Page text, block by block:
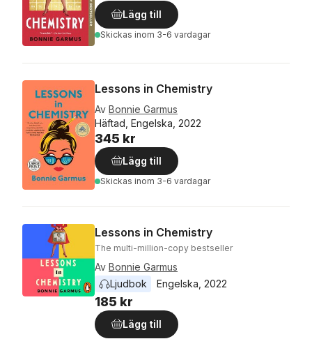
Lägg till
Skickas inom 3-6 vardagar
Lessons in Chemistry
Av Bonnie Garmus
Häftad, Engelska, 2022
345 kr
Lägg till
Skickas inom 3-6 vardagar
Lessons in Chemistry
The multi-million-copy bestseller
Av Bonnie Garmus
Ljudbok
Engelska 2022
185 kr
Lägg till